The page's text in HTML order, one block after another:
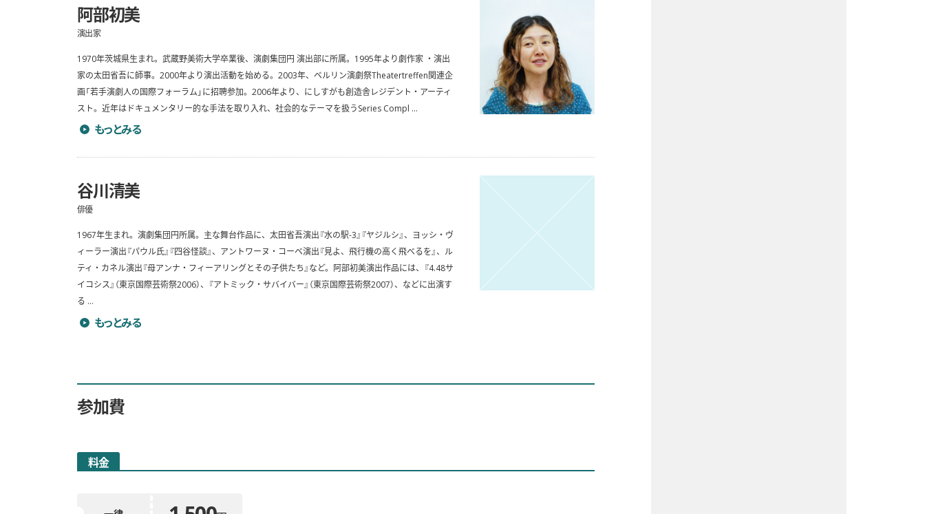
阿部初美
演出家
1970年茨城県生まれ。武蔵野美術大学卒業後、演劇集団円 演出部に所属。1995年より劇作家 ・演出
家の太田省吾に師事。2000年より演出活動を始める。2003年、ベルリン演劇祭Theatertreffen関連企
画「若手演劇人の国際フォーラム」に招聘参加。2006年より、にしすがも創造舎レジデント・アーティ
スト。近年はドキュメンタリー的な手法を取り入れ、社会的なテーマを扱うSeries Compl ...
阿部初美のプロフィールを詳しく見る
もっとみる
谷川清美
俳優
1967年生まれ。演劇集団円所属。主な舞台作品に、太田省吾演出『水の駅-3』『ヤジルシ』、ヨッシ・ヴ
ィーラー演出『パウル氏』『四谷怪談』、アントワーヌ・コーベ演出『見よ、飛行機の高く飛べるを』、ル
ティ・カネル演出『母アンナ・フィーアリングとその子供たち』など。阿部初美演出作品には、『4.48サ
イコシス』（東京国際芸術祭2006）、『アトミック・サバイバー』（東京国際芸術祭2007）、などに出演す
る ...
谷川清美のプロフィールを詳しく見る
もっとみる
参加費
料金